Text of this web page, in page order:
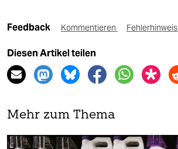
Feedback Kommentieren Fehlerhinweis
Diesen Artikel teilen
Mehr zum Thema